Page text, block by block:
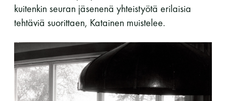
kuitenkin seuran jäsenenä yhteistyötä erilaisia
tehtäviä suorittaen, Katainen muistelee.